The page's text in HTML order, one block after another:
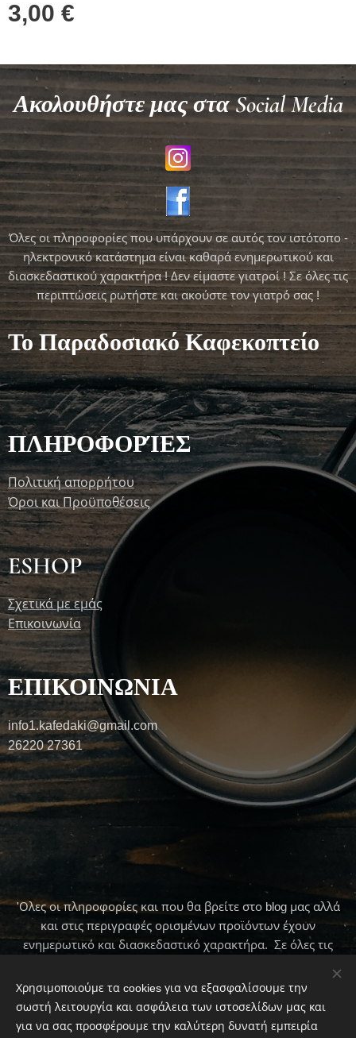
3,00 €
Ακολουθήστε μας στα Social Media
Όλες οι πληροφορίες που υπάρχουν σε αυτός τον ιστότοπο -
ηλεκτρονικό κατάστημα είναι καθαρά ενημερωτικού και
διασκεδαστικού χαρακτήρα ! Δεν είμαστε γιατροί ! Σε όλες τις
περιπτώσεις ρωτήστε και ακούστε τον γιατρό σας !
Το Παραδοσιακό Καφεκοπτείο
ΠΛΗΡΟΦΟΡΊΕΣ
Πολιτική απορρήτου
Όροι και Προϋποθέσεις
ESHOP
Σχετικά με εμάς
Επικοινωνία
ΕΠΙΚΟΙΝΩΝΙΑ
info1.kafedaki@gmail.com
26220 27361
'Ολες οι πληροφορίες και που θα βρείτε στο blog μας αλλά
και στις περιγραφές ορισμένων προϊόντων έχουν
ενημερωτικό και διασκεδαστικό χαρακτήρα. Σε όλες τις
Χρησιμοποιούμε τα cookies για να εξασφαλίσουμε την
σωστή λειτουργία και ασφάλεια των ιστοσελίδων μας και
για να σας προσφέρουμε την καλύτερη δυνατή εμπειρία